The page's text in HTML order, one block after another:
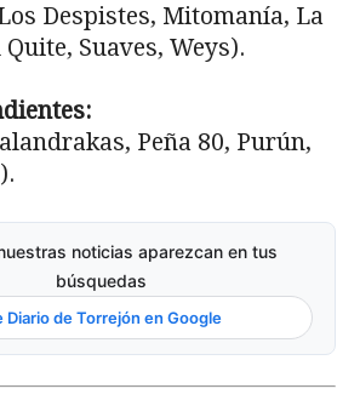
Despistes, Mitomanía, La
Suaves, Weys).
Peña 80, Purún,
noticias aparezcan en tus
búsquedas
Diario de Torrejón en Google